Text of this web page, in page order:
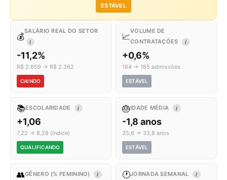
ESTÁVEL
💰
SALÁRIO REAL DO SETOR
I
-11,2%
R$ 2.659 → R$ 2.362
CAINDO
📈
VOLUME DE
CONTRATAÇÕES
I
+0,6%
164 → 165 admissões
ESTÁVEL
📚ESCOLARIDADE I
+1,06
7,22 → 8,28 (índice)
QUALIFICANDO
🎂IDADE MÉDIA I
-1,8 anos
35,6 → 33,8 anos
ESTÁVEL
👥GÊNERO (% FEMININO) I 🕐JORNADA SEMANAL I